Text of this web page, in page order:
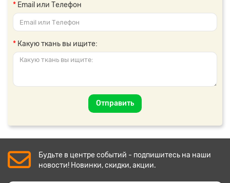
Email или Телефон
Какую ткань вы ищите:
Отправить
Будьте в центре событий - подпишитесь на наши
новости! Новинки, скидки, акции.